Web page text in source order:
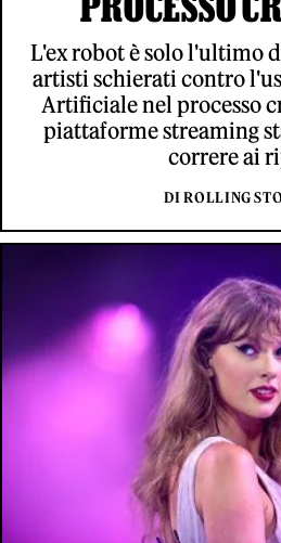
L'ex robot è solo l'ultimo
artisti schierati contro
Artificiale nel processo
piattaforme streaming
correre ai
DI ROLLING